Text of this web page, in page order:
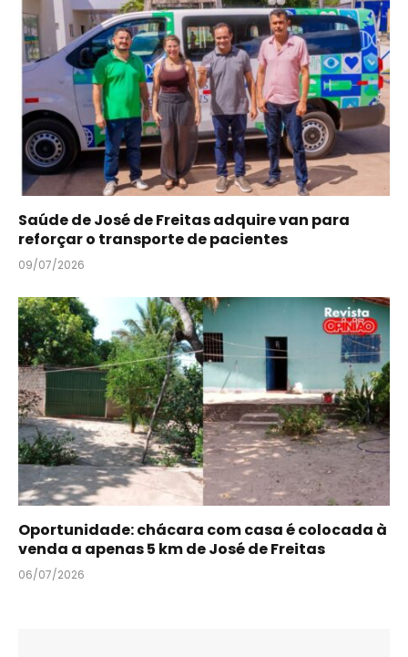
Saúde de José de Freitas adquire van para
reforçar o transporte de pacientes
09/07/2026
Oportunidade: chácara com casa é colocada à
venda a apenas 5 km de José de Freitas
06/07/2026